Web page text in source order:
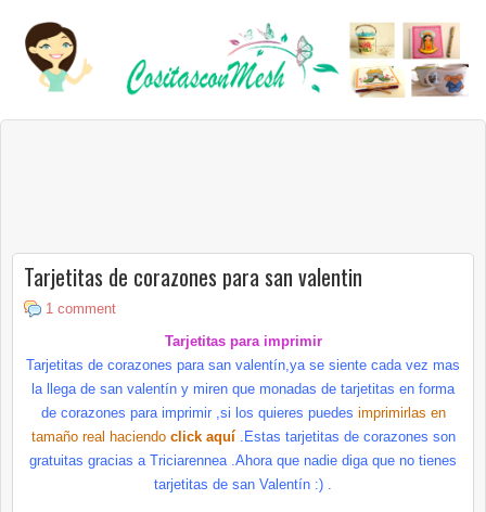
Tarjetitas de corazones para san valentin
1 comment
Tarjetitas para imprimir
Tarjetitas de corazones para san valentín,ya se siente cada vez mas
la llega de san valentín y miren que monadas de tarjetitas en forma
de corazones para imprimir ,si los quieres puedes imprimirlas en
tamaño real haciendo click aquí.Estas tarjetitas de corazones son
gratuitas gracias a Triciarennea .Ahora que nadie diga que no tienes
tarjetitas de san Valentín :) .